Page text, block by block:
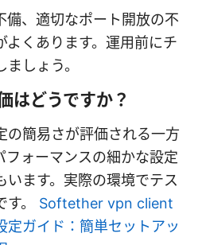
備、適切なポート開放の不
よくあります。運用前にチ
しょう。
はどうですか？
の簡易さが評価される一方
フォーマンスの細かな設定
います。実際の環境でテス
す。 Softether vpn client
定ガイド：簡単セットアッ